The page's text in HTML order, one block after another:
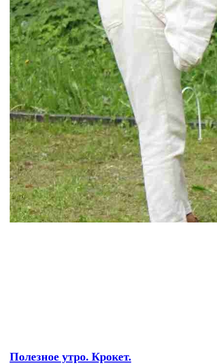
Полезное утро. Крокет.